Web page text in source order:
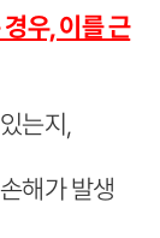
우, 이를 근
는지,
해가 발생